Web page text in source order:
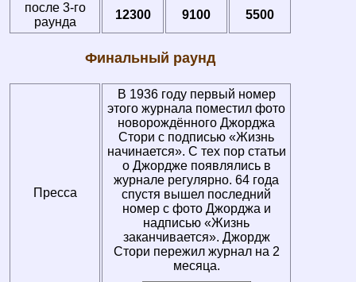
после 3-го
раунда
12300 9100 5500
Финальный раунд
Пресса
В 1936 году первый номер
этого журнала поместил фото
новорождённого Джорджа
Стори с подписью «Жизнь
начинается». С тех пор статьи
о Джордже появлялись в
журнале регулярно. 64 года
спустя вышел последний
номер с фото Джорджа и
надписью «Жизнь
заканчивается». Джордж
Стори пережил журнал на 2
месяца.